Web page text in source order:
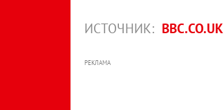
ИСТОЧНИК: BBC.CO.UK
РЕКЛАМА